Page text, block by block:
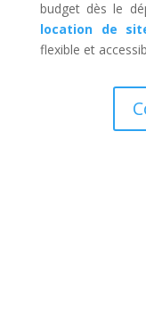
budget dès le
location de
flexible et